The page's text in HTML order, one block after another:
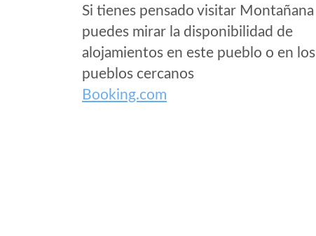
Si tienes pensado visitar Montañana
puedes mirar la disponibilidad de
alojamientos en este pueblo o en los
pueblos cercanos
Booking.com